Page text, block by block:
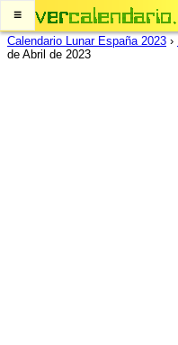
≡
Calendario Lunar España 2023 ›
de Abril de 2023